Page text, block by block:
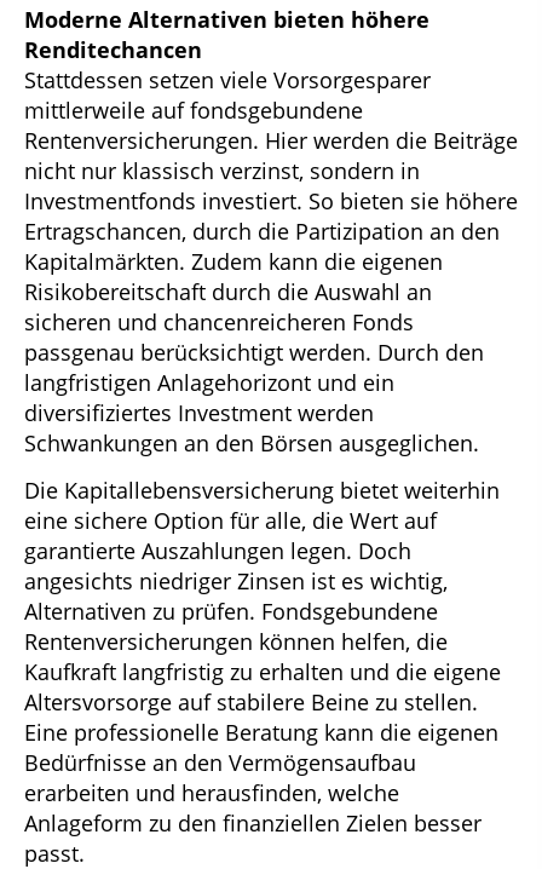
Moderne Alternativen bieten höhere
Renditechancen
Stattdessen setzen viele Vorsorgesparer
mittlerweile auf fondsgebundene
Rentenversicherungen. Hier werden die Beiträge
nicht nur klassisch verzinst, sondern in
Investmentfonds investiert. So bieten sie höhere
Ertragschancen, durch die Partizipation an den
Kapitalmärkten. Zudem kann die eigenen
Risikobereitschaft durch die Auswahl an
sicheren und chancenreicheren Fonds
passgenau berücksichtigt werden. Durch den
langfristigen Anlagehorizont und ein
diversifiziertes Investment werden
Schwankungen an den Börsen ausgeglichen.
Die Kapitallebensversicherung bietet weiterhin
eine sichere Option für alle, die Wert auf
garantierte Auszahlungen legen. Doch
angesichts niedriger Zinsen ist es wichtig,
Alternativen zu prüfen. Fondsgebundene
Rentenversicherungen können helfen, die
Kaufkraft langfristig zu erhalten und die eigene
Altersvorsorge auf stabilere Beine zu stellen.
Eine professionelle Beratung kann die eigenen
Bedürfnisse an den Vermögensaufbau
erarbeiten und herausfinden, welche
Anlageform zu den finanziellen Zielen besser
passt.